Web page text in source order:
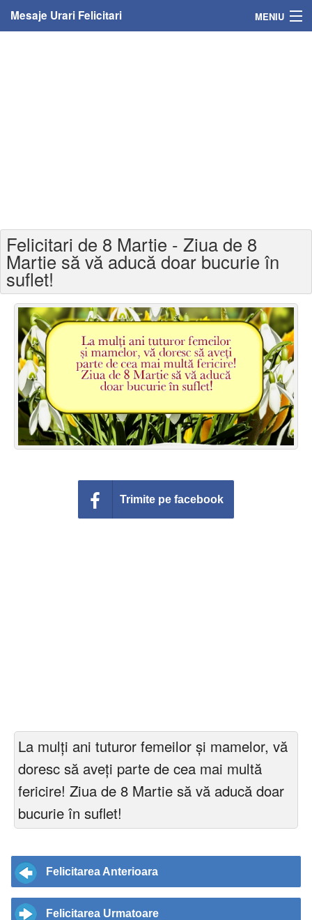
Mesaje Urari Felicitari MENIU
Felicitari varsta
Felicitari zilele anului
Felicitari zile saptamana
Felicitari muzicale
Felicitari muzicale personalizate
Felicitari animate
Invitatii personalizate
Felicitari de 8 Martie - Ziua de 8
Martie să vă aducă doar bucurie în
suflet!
Trimite pe facebook
La mulți ani tuturor femeilor și mamelor, vă
doresc să aveți parte de cea mai multă
fericire! Ziua de 8 Martie să vă aducă doar
bucurie în suflet!
Felicitarea Anterioara
Felicitarea Urmatoare